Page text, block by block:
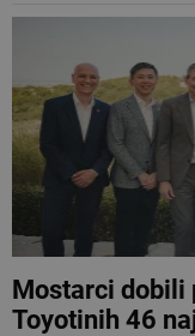
Mostarci dobili
Toyotinih 46